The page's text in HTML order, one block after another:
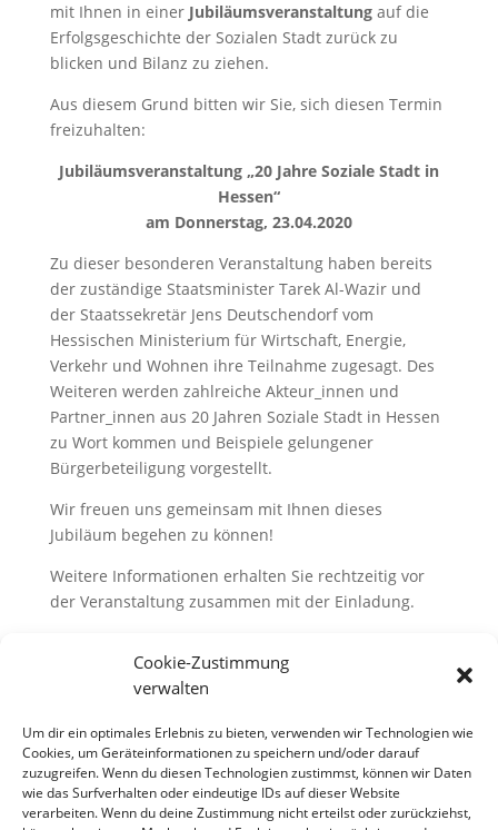
Cookie-Zustimmung
verwalten
Um dir ein optimales Erlebnis zu bieten, verwenden wir Technologien wie
Cookies, um Geräteinformationen zu speichern und/oder darauf
zuzugreifen. Wenn du diesen Technologien zustimmst, können wir Daten
wie das Surfverhalten oder eindeutige IDs auf dieser Website
verarbeiten. Wenn du deine Zustimmung nicht erteilst oder zurückziehst,
mit Ihnen in einer Jubiläumsveranstaltungauf die
Erfolgsgeschichte der Sozialen Stadt zurück zu
blicken und Bilanz zu ziehen.
Aus diesem Grund bitten wir Sie, sich diesen Termin
freizuhalten:
Jubiläumsveranstaltung „20 Jahre Soziale Stadt in
Hessen“
am Donnerstag, 23.04.2020
Zu dieser besonderen Veranstaltung haben bereits
der zuständige Staatsminister Tarek Al-Wazir und
der Staatssekretär Jens Deutschendorf vom
Hessischen Ministerium für Wirtschaft, Energie,
Verkehr und Wohnen ihre Teilnahme zugesagt. Des
Weiteren werden zahlreiche Akteur_innen und
Partner_innen aus 20 Jahren Soziale Stadt in Hessen
zu Wort kommen und Beispiele gelungener
Bürgerbeteiligung vorgestellt.
Wir freuen uns gemeinsam mit Ihnen dieses
Jubiläum begehen zu können!
Weitere Informationen erhalten Sie rechtzeitig vor
der Veranstaltung zusammen mit der Einladung.
Neueste Beiträge
Frauenzentraltagung „Unsichtbar war gestern“